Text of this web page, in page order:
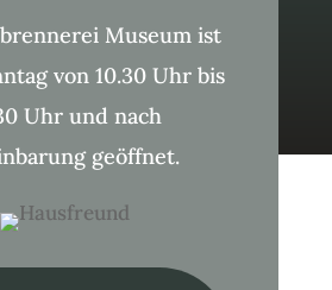
Museum ist
von 10.30 Uhr bis
Uhr und nach
geöffnet.